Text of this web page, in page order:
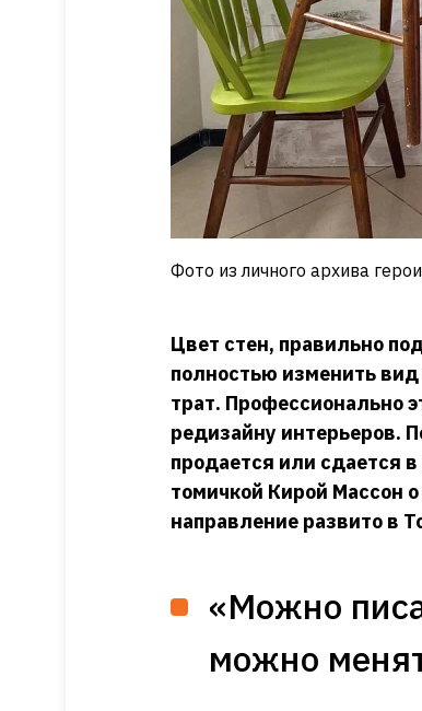
Фото из личного архива
Цвет стен, правильно
полностью изменить
трат. Профессионально
редизайну интерьеров.
продается или сдается
томичкой Кирой Массон
направление развито в
«Можно
можно